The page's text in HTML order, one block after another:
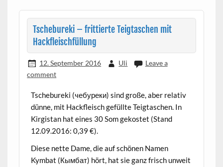
Tschebureki – frittierte Teigtaschen mit
Hackfleischfüllung
12. September 2016 Uli
Leave a
comment
Tschebureki (чебуреки) sind große, aber relativ
dünne, mit Hackfleisch gefüllte Teigtaschen. In
Kirgistan hat eines 30 Som gekostet (Stand
12.09.2016: 0,39 €).
Diese nette Dame, die auf schönen Namen
Kymbat (Кымбат) hört, hat sie ganz frisch unweit